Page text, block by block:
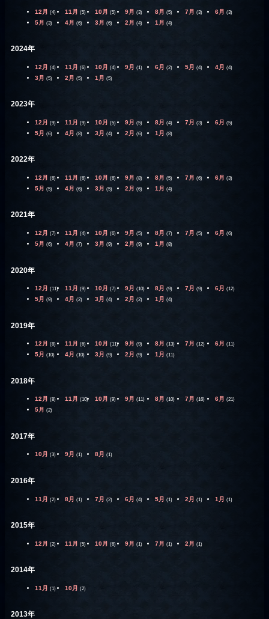
12月 (4) 11月 (5) 10月 (5) 9月 (3) 8月 (5) 7月 (3) 6月 (3)
5月 (3) 4月 (6) 3月 (6) 2月 (4) 1月 (4)
2024年
12月 (4) 11月 (6) 10月 (4) 9月 (1) 6月 (2) 5月 (4) 4月 (4)
3月 (5) 2月 (5) 1月 (5)
2023年
12月 (9) 11月 (9) 10月 (5) 9月 (5) 8月 (4) 7月 (3) 6月 (5)
5月 (6) 4月 (8) 3月 (4) 2月 (6) 1月 (8)
2022年
12月 (6) 11月 (6) 10月 (6) 9月 (8) 8月 (5) 7月 (6) 6月 (3)
5月 (5) 4月 (6) 3月 (5) 2月 (6) 1月 (4)
2021年
12月 (7) 11月 (4) 10月 (6) 9月 (5) 8月 (7) 7月 (5) 6月 (6)
5月 (6) 4月 (7) 3月 (9) 2月 (9) 1月 (8)
2020年
12月 (11) 11月 (9) 10月 (7) 9月 (10) 8月 (9) 7月 (9) 6月 (12)
5月 (9) 4月 (2) 3月 (4) 2月 (2) 1月 (4)
2019年
12月 (8) 11月 (6) 10月 (11) 9月 (9) 8月 (13) 7月 (12) 6月 (11)
5月 (10) 4月 (10) 3月 (9) 2月 (9) 1月 (11)
2018年
12月 (8) 11月 (10) 10月 (9) 9月 (11) 8月 (10) 7月 (16) 6月 (21)
5月 (2)
2017年
10月 (3) 9月 (1) 8月 (1)
2016年
11月 (2) 8月 (1) 7月 (2) 6月 (4) 5月 (1) 2月 (1) 1月 (1)
2015年
12月 (2) 11月 (5) 10月 (6) 9月 (1) 7月 (1) 2月 (1)
2014年
11月 (1) 10月 (2)
2013年